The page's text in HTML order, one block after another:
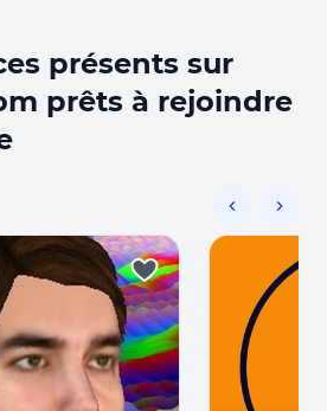
présents sur
prêts à rejoindre